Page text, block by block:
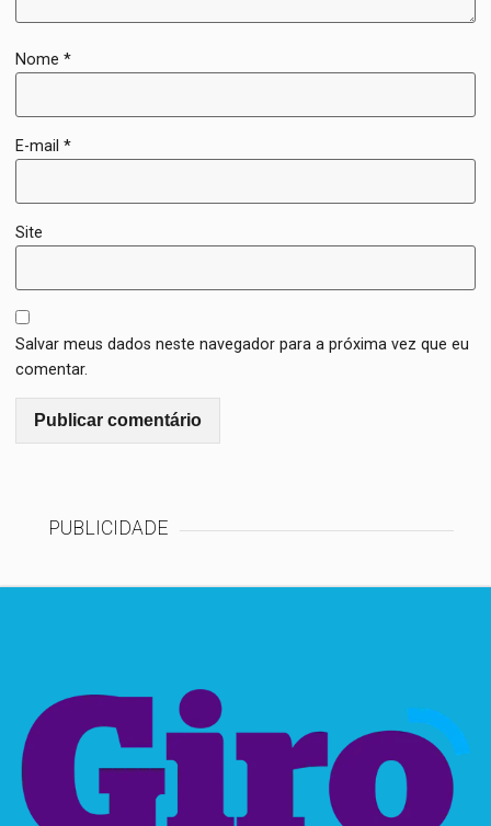
Nome*
E-mail*
Site
Salvar meus dados neste navegador para a próxima vez que eu
comentar.
PUBLICIDADE